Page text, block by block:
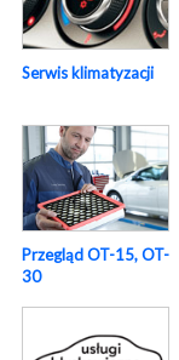
Serwis klimatyzacji
Przegląd OT-15, OT-
30